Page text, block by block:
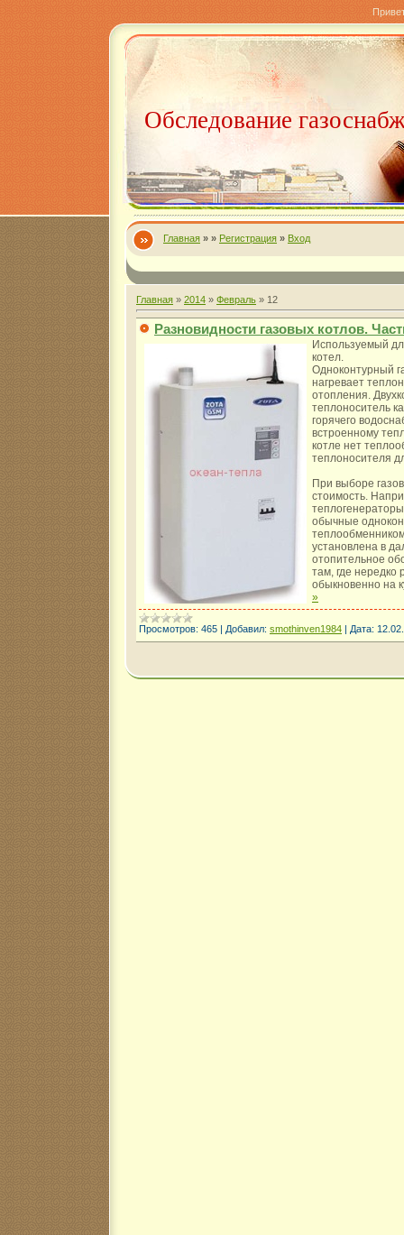
Обследование
Главная » » Регистрация » Вход
Главная » 2014 » Февраль » 12
Разновидности газовых котлов.
Используемый
котел.
Одноконтурный
нагревает
отопления.
теплоноситель
горячего
встроенному
котле нет
теплоносителя
При выборе
стоимость.
обычные
установлена в
отопительное
там, где нередко
обыкновенно на
»
Просмотров: 465 | Добавил: smothinven1984 | Дата: